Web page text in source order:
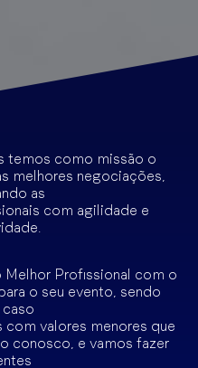
temos como missão o
melhores negociações,
as
com agilidade e
Profissional com o
o seu evento, sendo
caso
valores menores que
conosco, e vamos fazer